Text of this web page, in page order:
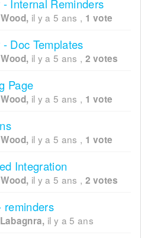
Internal Reminders
il y a 5 ans , 1 vote
Doc Templates
il y a 5 ans , 2 votes
Page
il y a 5 ans , 1 vote
il y a 5 ans , 1 vote
Integration
il y a 5 ans , 2 votes
reminders
il y a 5 ans